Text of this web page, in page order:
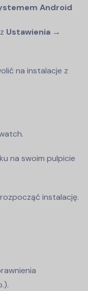
Android
Ustawienia →
na instalacje z
na swoim pulpicie
instalację.